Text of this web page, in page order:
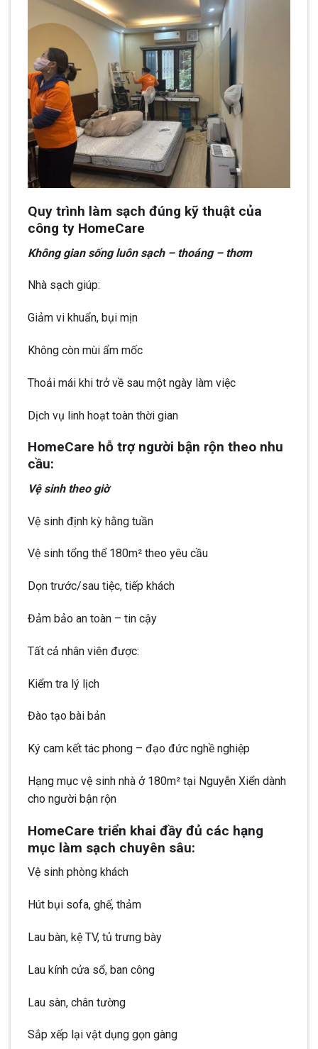
Quy trình làm sạch đúng kỹ thuật của
công ty HomeCare
Không gian sống luôn sạch – thoáng – thơm
Nhà sạch giúp:
Giảm vi khuẩn, bụi mịn
Không còn mùi ẩm mốc
Thoải mái khi trở về sau một ngày làm việc
Dịch vụ linh hoạt toàn thời gian
HomeCare hỗ trợ người bận rộn theo nhu
cầu:
Vệ sinh theo giờ
Vệ sinh định kỳ hằng tuần
Vệ sinh tổng thể 180m² theo yêu cầu
Dọn trước/sau tiệc, tiếp khách
Đảm bảo an toàn – tin cậy
Tất cả nhân viên được:
Kiểm tra lý lịch
Đào tạo bài bản
Ký cam kết tác phong – đạo đức nghề nghiệp
Hạng mục vệ sinh nhà ở 180m² tại Nguyễn Xiển dành
cho người bận rộn
HomeCare triển khai đầy đủ các hạng
mục làm sạch chuyên sâu:
Vệ sinh phòng khách
Hút bụi sofa, ghế, thảm
Lau bàn, kệ TV, tủ trưng bày
Lau kính cửa sổ, ban công
Lau sàn, chân tường
Sắp xếp lại vật dụng gọn gàng